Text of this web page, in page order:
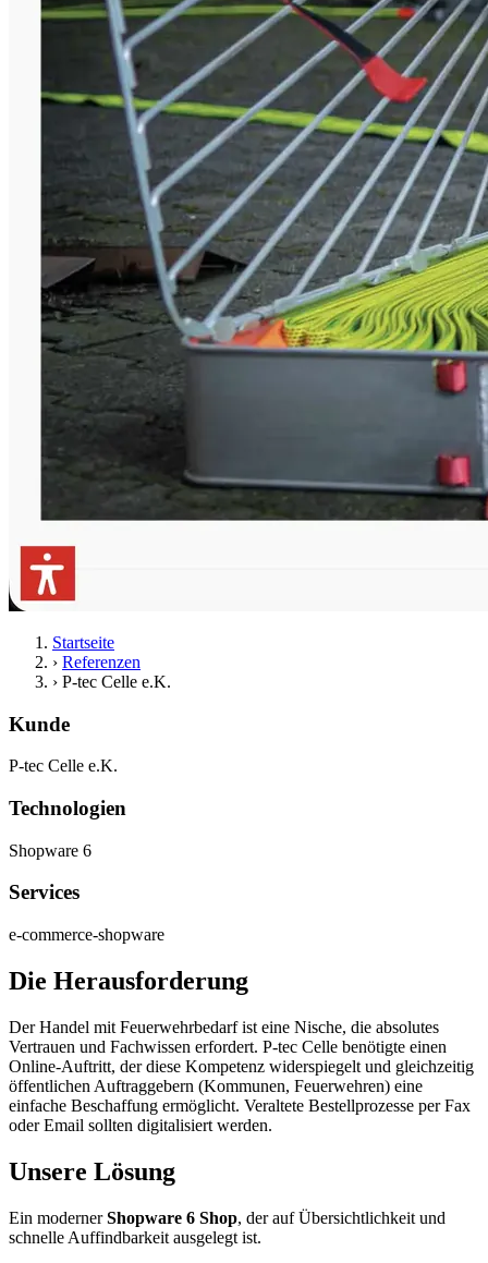
Startseite
› Referenzen
› P-tec Celle e.K.
Kunde
P-tec Celle e.K.
Technologien
Shopware 6
Services
e-commerce-shopware
Die Herausforderung
Der Handel mit Feuerwehrbedarf ist eine Nische, die absolutes
Vertrauen und Fachwissen erfordert. P-tec Celle benötigte einen
Online-Auftritt, der diese Kompetenz widerspiegelt und gleichzeitig
öffentlichen Auftraggebern (Kommunen, Feuerwehren) eine
einfache Beschaffung ermöglicht. Veraltete Bestellprozesse per Fax
oder Email sollten digitalisiert werden.
Unsere Lösung
Ein modernerShopware 6 Shop, der auf Übersichtlichkeit und
schnelle Auffindbarkeit ausgelegt ist.